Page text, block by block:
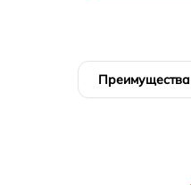
Преимущества